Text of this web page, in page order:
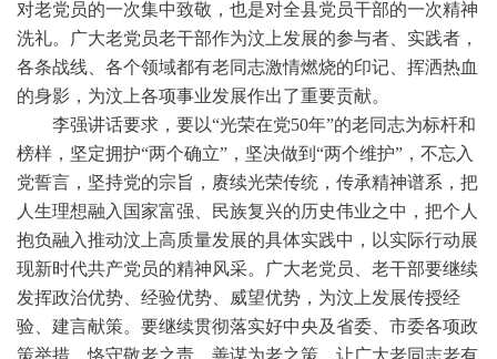
对老党员的一次集中致敬，也是对全县党员干部的一次精神
洗礼。广大老党员老干部作为汶上发展的参与者、实践者，
各条战线、各个领域都有老同志激情燃烧的印记、挥洒热血
的身影，为汶上各项事业发展作出了重要贡献。
李强讲话要求，要以“光荣在党50年”的老同志为标杆和
榜样，坚定拥护“两个确立”，坚决做到“两个维护”，不忘入
党誓言，坚持党的宗旨，赓续光荣传统，传承精神谱系，把
人生理想融入国家富强、民族复兴的历史伟业之中，把个人
抱负融入推动汶上高质量发展的具体实践中，以实际行动展
现新时代共产党员的精神风采。广大老党员、老干部要继续
发挥政治优势、经验优势、威望优势，为汶上发展传授经
验、建言献策。要继续贯彻落实好中央及省委、市委各项政
策举措，恪守敬老之责，善谋为老之策，让广大老同志老有